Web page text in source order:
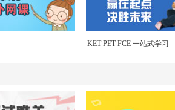
KET PET FCE 一站式学习